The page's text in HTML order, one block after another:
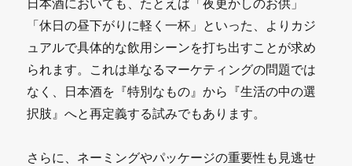
「休日の昼下がりに軽く一杯」といった、よりカジ
ュアルで具体的な飲用シーンを打ち出すことが求め
られます。これは単なるマーケティングの問題では
なく、日本酒を『特別なもの』から『生活の中の選
択肢』へと再定義する試みでもあります。
さらに、ネーミングやパッケージの重要性も見逃せ